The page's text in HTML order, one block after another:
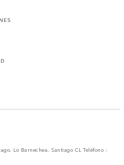
Lo Barnechea, Santiago CL Teléfono :